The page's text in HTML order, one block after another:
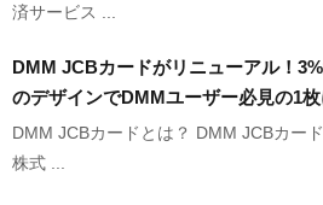
済サービス ...
DMM JCBカードがリニューアル！
のデザインでDMMユーザー必見の1枚
DMM JCBカードとは？ DMM JCBカー
株式 ...